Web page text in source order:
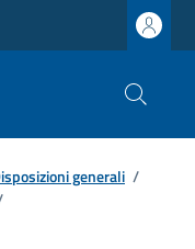
generali /